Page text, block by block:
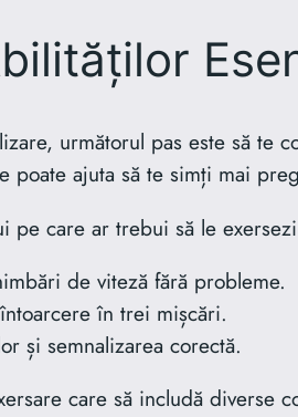
următorul pas este să te
poate ajuta să te simți mai
pe care ar trebui să le
de viteză fără probleme.
în trei mișcări.
și semnalizarea corectă.
care să includă